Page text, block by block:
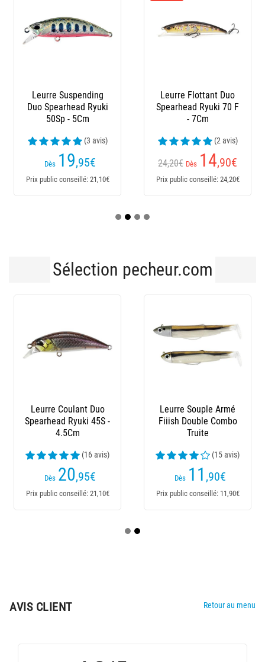
Leurre Suspending
Duo Spearhead Ryuki
50Sp - 5Cm
(3 avis)
Dès 19,95€
Prix public conseillé: 21,10€
Leurre Flottant Duo
Spearhead Ryuki 70 F
- 7Cm
(2 avis)
24,20€ Dès 14,90€
Prix public conseillé: 24,20€
Sélection pecheur.com
Leurre Coulant Duo
Spearhead Ryuki 45S -
4.5Cm
(16 avis)
Dès 20,95€
Prix public conseillé: 21,10€
Leurre Souple Armé
Fiiish Double Combo
Truite
(15 avis)
Dès 11 ,90€
Prix public conseillé: 11,90€
AVIS CLIENT Retour au menu